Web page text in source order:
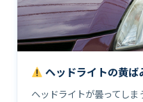
ヘッドライトの黄ば
ヘッドライトが曇ってしま